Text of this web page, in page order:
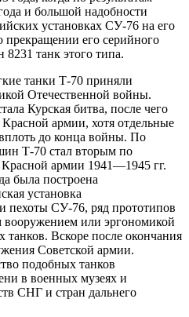
и большой надобности
установках СУ-76 на его
прекращении его серийного
танк этого типа.
танки Т-70 приняли
Отечественной войны.
Курская битва, после чего
Красной армии, хотя отдельные
до конца войны. По
Т-70 стал вторым по
армии 1941—1945 гг.
была построена
установка
пехоты СУ-76, ряд прототипов
или эргономикой
Вскоре после окончания
Советской армии.
подобных танков
в военных музеях и
СНГ и стран дальнего